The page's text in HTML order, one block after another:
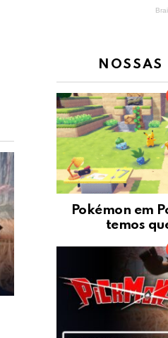
NOSSAS
Pokémon em
temos